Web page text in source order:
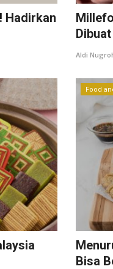
Hadirkan
Aldi
Food
Bisa